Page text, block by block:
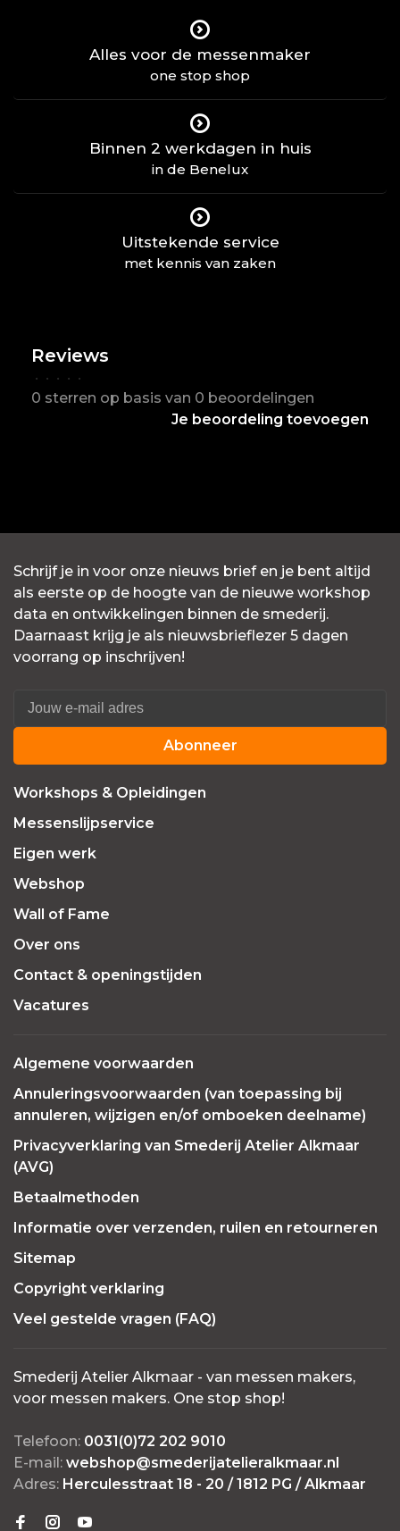
Alles voor de messenmaker
one stop shop
Binnen 2 werkdagen in huis
in de Benelux
Uitstekende service
met kennis van zaken
Reviews
• • • • •
0 sterren op basis van 0 beoordelingen
Je beoordeling toevoegen
Schrijf je in voor onze nieuws brief en je bent altijd
als eerste op de hoogte van de nieuwe workshop
data en ontwikkelingen binnen de smederij.
Daarnaast krijg je als nieuwsbrieflezer 5 dagen
voorrang op inschrijven!
Abonneer
Workshops & Opleidingen
Messenslijpservice
Eigen werk
Webshop
Wall of Fame
Over ons
Contact & openingstijden
Vacatures
Algemene voorwaarden
Annuleringsvoorwaarden (van toepassing bij
annuleren, wijzigen en/of omboeken deelname)
Privacyverklaring van Smederij Atelier Alkmaar
(AVG)
Betaalmethoden
Informatie over verzenden, ruilen en retourneren
Sitemap
Copyright verklaring
Veel gestelde vragen (FAQ)
Smederij Atelier Alkmaar - van messen makers,
voor messen makers. One stop shop!
Telefoon: 0031(0)72 202 9010
E-mail: webshop@smederijatelieralkmaar.nl
Adres: Herculesstraat 18 - 20 / 1812 PG / Alkmaar